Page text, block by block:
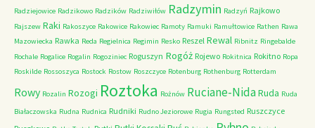
Radziejowice Radzikowo Radzików Radziwiłów Radzymin Radzyń Rajkowo
Rajszew Raki Rakoszyce Rakowice Rakowiec Ramoty Ramuki Ramułtowice Rathen Rawa
Mazowiecka Rawka Reda Regielnica Regimin Resko Reszel Rewal Ribnitz Ringebalde
Rochale Rogalice Rogalin Rogoziniec Roguszyn Rogóż Rojewo Rokitnica Rokitno Ropa
Roskilde Rossoszyca Rostock Rostow Roszczyce Rotenburg Rothenburg Rotterdam
Rowy Rozalin Rozogi Roztoka Rożnów Ruciane-NidaRuda Ruda
Białaczowska Rudna Rudnica Rudniki Rudno Jeziorowe Rugia Rungsted Ruszczyce